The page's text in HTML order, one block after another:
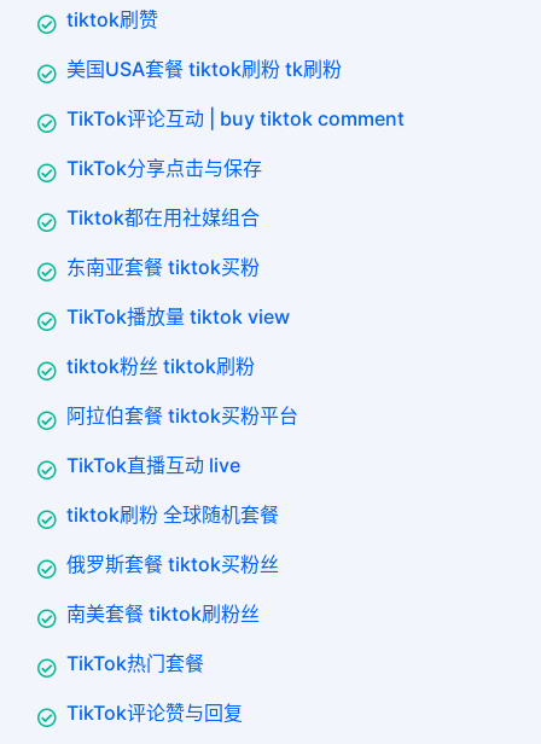
tiktok刷赞
美国USA套餐 tiktok刷粉 tk刷粉
TikTok评论互动 | buy tiktok comment
TikTok分享点击与保存
Tiktok都在用社媒组合
东南亚套餐 tiktok买粉
TikTok播放量 tiktok view
tiktok粉丝 tiktok刷粉
阿拉伯套餐 tiktok买粉平台
TikTok直播互动 live
tiktok刷粉 全球随机套餐
俄罗斯套餐 tiktok买粉丝
南美套餐 tiktok刷粉丝
TikTok热门套餐
TikTok评论赞与回复